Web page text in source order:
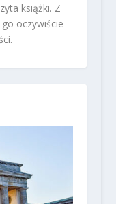
książki. Z
oczywiście